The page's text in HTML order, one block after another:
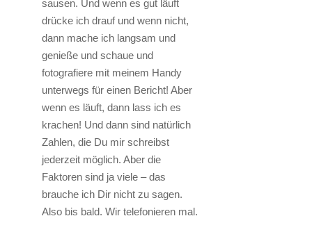
sausen. Und wenn es gut läuft
drücke ich drauf und wenn nicht,
dann mache ich langsam und
genieße und schaue und
fotografiere mit meinem Handy
unterwegs für einen Bericht! Aber
wenn es läuft, dann lass ich es
krachen! Und dann sind natürlich
Zahlen, die Du mir schreibst
jederzeit möglich. Aber die
Faktoren sind ja viele – das
brauche ich Dir nicht zu sagen.
Also bis bald. Wir telefonieren mal.